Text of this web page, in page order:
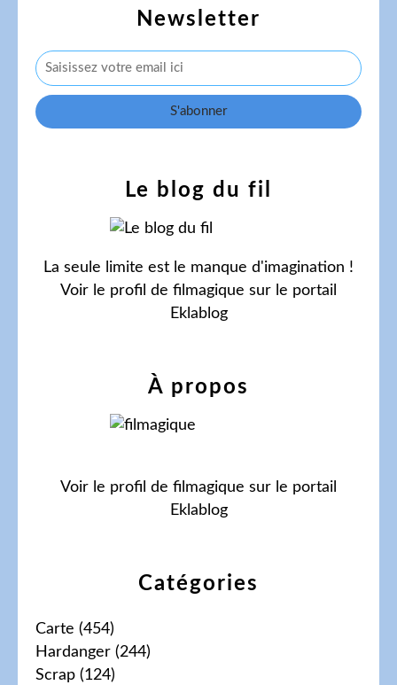
Newsletter
Catégories
Carte (454)
Hardanger (244)
Scrap (124)
Le blog du fil
La seule limite est le manque d'imagination !
Voir le profil de filmagique sur le portail
Eklablog
À propos
Voir le profil de filmagique sur le portail
Eklablog